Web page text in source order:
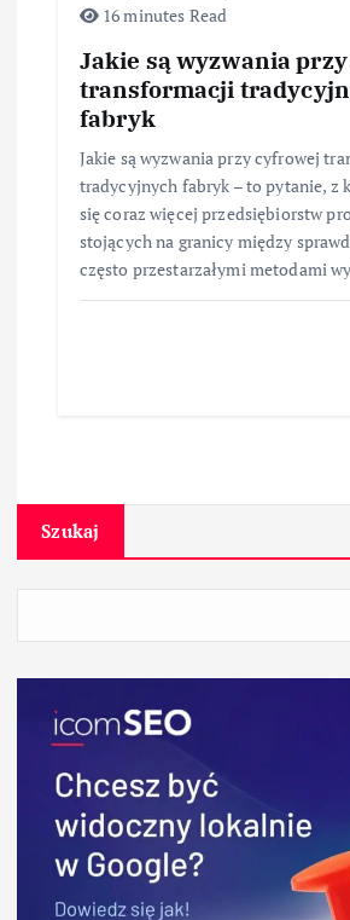
16 minutes Read
Jakie są wyzwania
transformacji
fabryk
Jakie są wyzwania przy cyfrowej
tradycyjnych fabryk – to pytanie, z
się coraz więcej przedsiębiorstw
stojących na granicy między
często przestarzałymi metodami
Szukaj